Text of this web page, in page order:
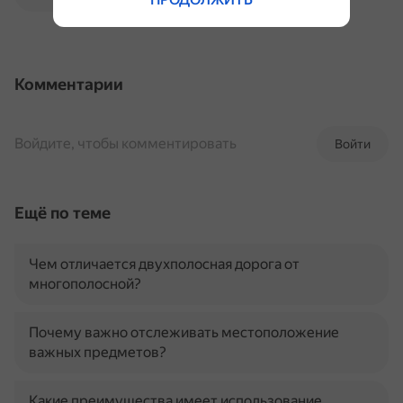
Комментарии
Войти
Войдите, чтобы комментировать
Ещё по теме
Чем отличается двухполосная дорога от
многополосной?
Почему важно отслеживать местоположение
важных предметов?